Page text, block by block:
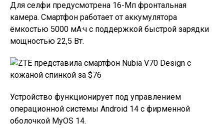
Для селфи предусмотрена 16-Мп фронтальная
камера. Смартфон работает от аккумулятора
ёмкостью 5000 мА·ч с поддержкой быстрой зарядки
мощностью 22,5 Вт.
Устройство функционирует под управлением
операционной системы Android 14 с фирменной
оболочкой MyOS 14.